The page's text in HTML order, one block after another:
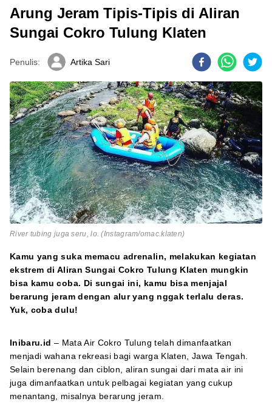
Arung Jeram Tipis-Tipis di Aliran
Sungai Cokro Tulung Klaten
Penulis: Artika Sari
River tubing juga seru, lo. (Instagram/omac.klaten)
Kamu yang suka memacu adrenalin, melakukan kegiatan
ekstrem di Aliran Sungai Cokro Tulung Klaten mungkin
bisa kamu coba. Di sungai ini, kamu bisa menjajal
berarung jeram dengan alur yang nggak terlalu deras.
Yuk, coba dulu!
Inibaru.id – Mata Air Cokro Tulung telah dimanfaatkan
menjadi wahana rekreasi bagi warga Klaten, Jawa Tengah.
Selain berenang dan ciblon, aliran sungai dari mata air ini
juga dimanfaatkan untuk pelbagai kegiatan yang cukup
menantang, misalnya berarung jeram.